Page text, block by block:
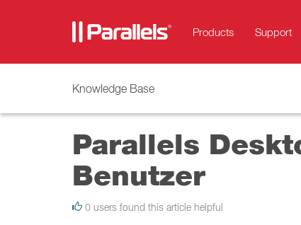
Products Support
Knowledge Base
Parallels
Benutzer
0 users found this article helpful